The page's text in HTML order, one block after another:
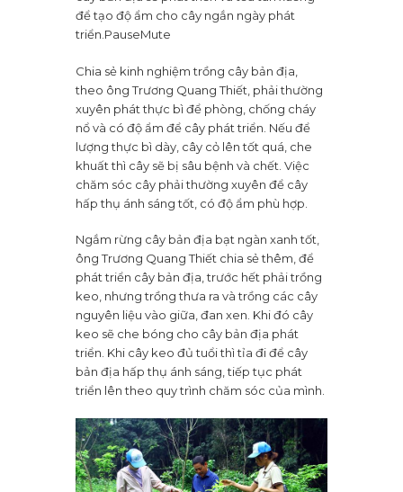
để tạo độ ẩm cho cây ngắn ngày phát
triển.PauseMute
Chia sẻ kinh nghiệm trồng cây bản địa,
theo ông Trương Quang Thiết, phải thường
xuyên phát thực bì để phòng, chống cháy
nổ và có độ ẩm để cây phát triển. Nếu để
lượng thực bì dày, cây cỏ lên tốt quá, che
khuất thì cây sẽ bị sâu bệnh và chết. Việc
chăm sóc cây phải thường xuyên để cây
hấp thụ ánh sáng tốt, có độ ẩm phù hợp.
Ngắm rừng cây bản địa bạt ngàn xanh tốt,
ông Trương Quang Thiết chia sẻ thêm, để
phát triển cây bản địa, trước hết phải trồng
keo, nhưng trồng thưa ra và trồng các cây
nguyên liệu vào giữa, đan xen. Khi đó cây
keo sẽ che bóng cho cây bản địa phát
triển. Khi cây keo đủ tuổi thì tỉa đi để cây
bản địa hấp thụ ánh sáng, tiếp tục phát
triển lên theo quy trình chăm sóc của mình.